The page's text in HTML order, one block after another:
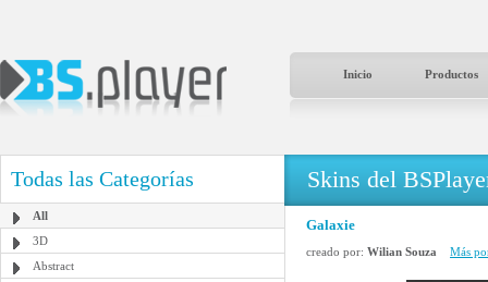
Inicio Productos
Todas las Categorías
All
3D
Abstract
Skins del
Galaxie
creado por: Wilian Souza Más